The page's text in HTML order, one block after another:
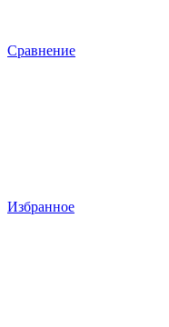
Сравнение
Избранное